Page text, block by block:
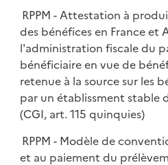
RPPM - Attestation à
des bénéfices en France et
l'administration fiscale du
bénéficiaire en vue de
retenue à la source sur les
par un établissment stable
(CGI, art. 115 quinquies)
RPPM - Modèle de
et au paiement du